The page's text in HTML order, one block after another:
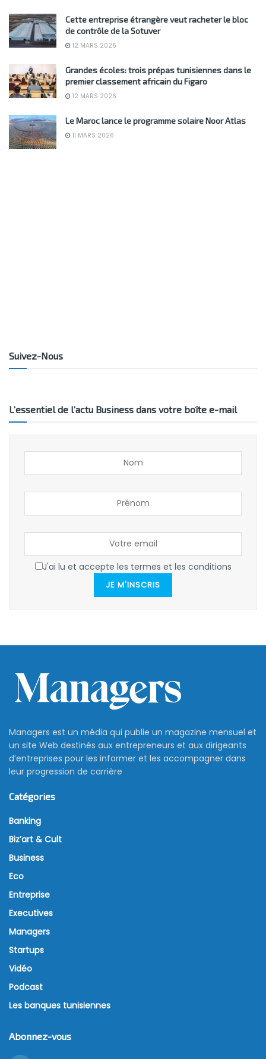
Cette entreprise étrangère veut racheter le bloc
de contrôle de la Sotuver
12 MARS 2026
Grandes écoles: trois prépas tunisiennes dans le
premier classement africain du Figaro
12 MARS 2026
Le Maroc lance le programme solaire Noor Atlas
11 MARS 2026
Suivez-Nous
L’essentiel de l’actu Business dans votre boîte e-mail
J'ai lu et accepte les termes et les conditions
JE M'INSCRIS
Managers est un média qui publie un magazine mensuel et
un site Web destinés aux entrepreneurs et aux dirigeants
d’entreprises pour les informer et les accompagner dans
leur progression de carrière
Catégories
Banking
Biz’art & Cult
Business
Eco
Entreprise
Executives
Managers
Startups
Vidéo
Podcast
Les banques tunisiennes
Abonnez-vous